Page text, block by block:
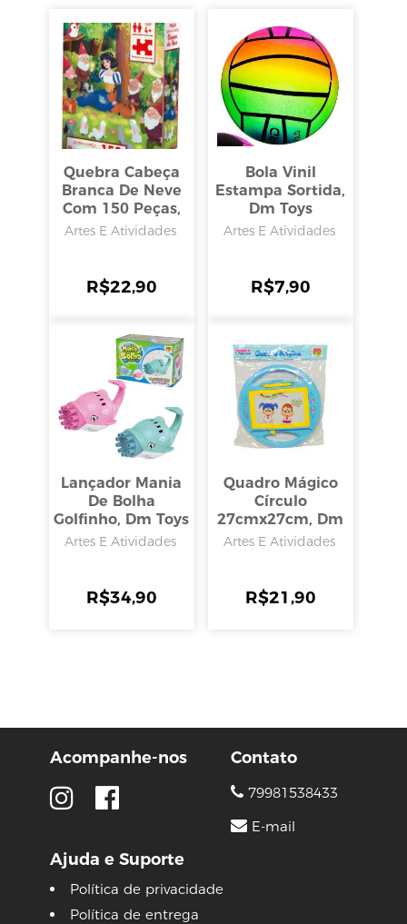
Quebra Cabeça
Branca De Neve
Com 150 Peças,
Pais E Filhos
Artes E Atividades
R$22,90
Bola Vinil
Estampa Sortida,
Dm Toys
Artes E Atividades
R$7,90
Lançador Mania
De Bolha
Golfinho, Dm Toys
Artes E Atividades
R$34,90
Quadro Mágico
Círculo
27cmx27cm, Dm
Toys
Artes E Atividades
R$21,90
Acompanhe-nos
Ajuda e Suporte
Política de privacidade
Política de entrega
Contato
79981538433
E-mail